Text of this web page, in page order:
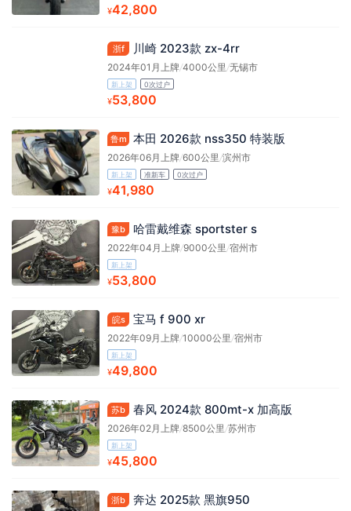
¥42,800
浙f 川崎 2023款 zx-4rr
2024年01月上牌/4000公里/无锡市
新上架 0次过户
¥53,800
鲁m 本田 2026款 nss350 特装版
2026年06月上牌/600公里/滨州市
新上架 准新车 0次过户
¥41,980
豫b 哈雷戴维森 sportster s
2022年04月上牌/9000公里/宿州市
新上架
¥53,800
皖s 宝马 f 900 xr
2022年09月上牌/10000公里/宿州市
新上架
¥49,800
苏b 春风 2024款 800mt-x 加高版
2026年02月上牌/8500公里 /苏州市
新上架
¥45,800
浙b 奔达 2025款 黑旗950